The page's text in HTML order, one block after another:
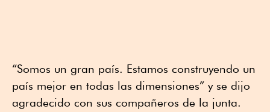
“Somos un gran país. Estamos construyendo un
país mejor en todas las dimensiones” y se dijo
agradecido con sus compañeros de la junta.